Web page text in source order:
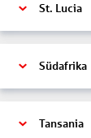
St. Lucia
Südafrika
Tansania